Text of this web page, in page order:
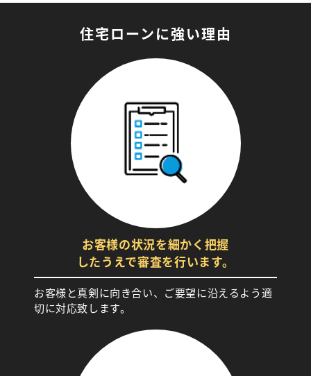
住宅ローンに強い理由
お客様の状況を細かく把握
したうえで審査を行います。
お客様と真剣に向き合い、ご要望に沿えるよう適
切に対応致します。